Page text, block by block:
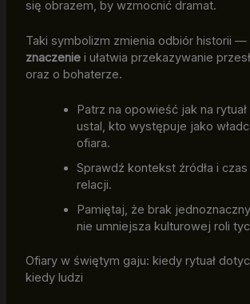
się obrazem, by wzmocnić dramat.
Taki symbolizm zmienia odbiór historii —
znaczeniei ułatwia przekazywanie
oraz o bohaterze.
Patrz na opowieść jak na
ustal, kto występuje jako
ofiara.
Sprawdź kontekst źródła i
relacji.
Pamiętaj, że brak
nie umniejsza kulturowej roli
Ofiary w świętym gaju: kiedy rytuał
kiedy ludzi